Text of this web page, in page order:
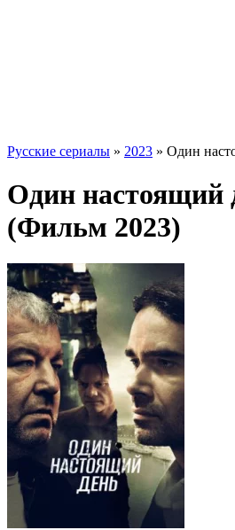
Русские сериалы » 2023 » Один
Один настоящий
(Фильм 2023)